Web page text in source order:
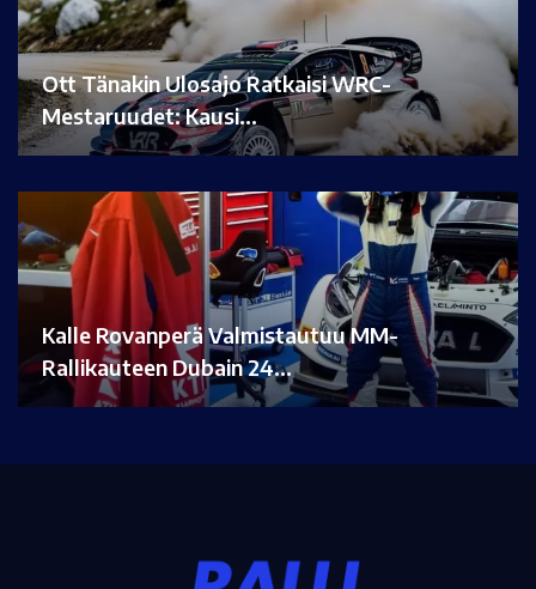
Ott Tänakin Ulosajo Ratkaisi WRC-
Mestaruudet: Kausi…
Kalle Rovanperä Valmistautuu MM-
Rallikauteen Dubain 24…